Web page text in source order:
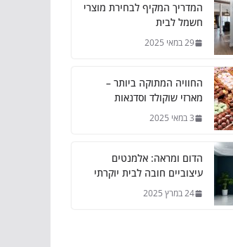
המדריך המקיף לבחירת מוצרי
חשמל לבית
29 במאי 2025
החוויה המתוקה ביותר –
מארזי שוקולד וסדנאות
3 במאי 2025
הדום ומראה: אלמנטים
עיצוביים חובה לבית יוקרתי
24 במרץ 2025